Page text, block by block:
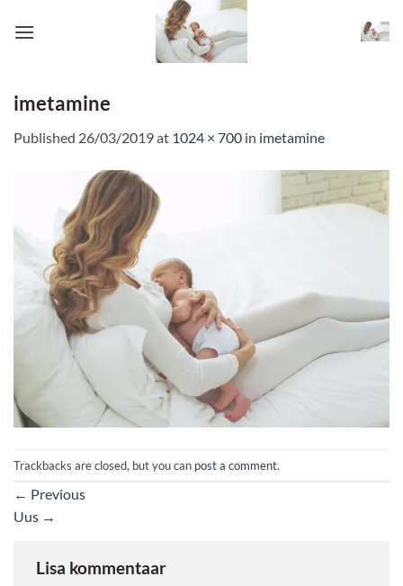
imetamine
Published 26/03/2019at 1024 × 700 in imetamine
Trackbacks are closed, but you can post a comment.
← Previous
Uus →
Lisa kommentaar